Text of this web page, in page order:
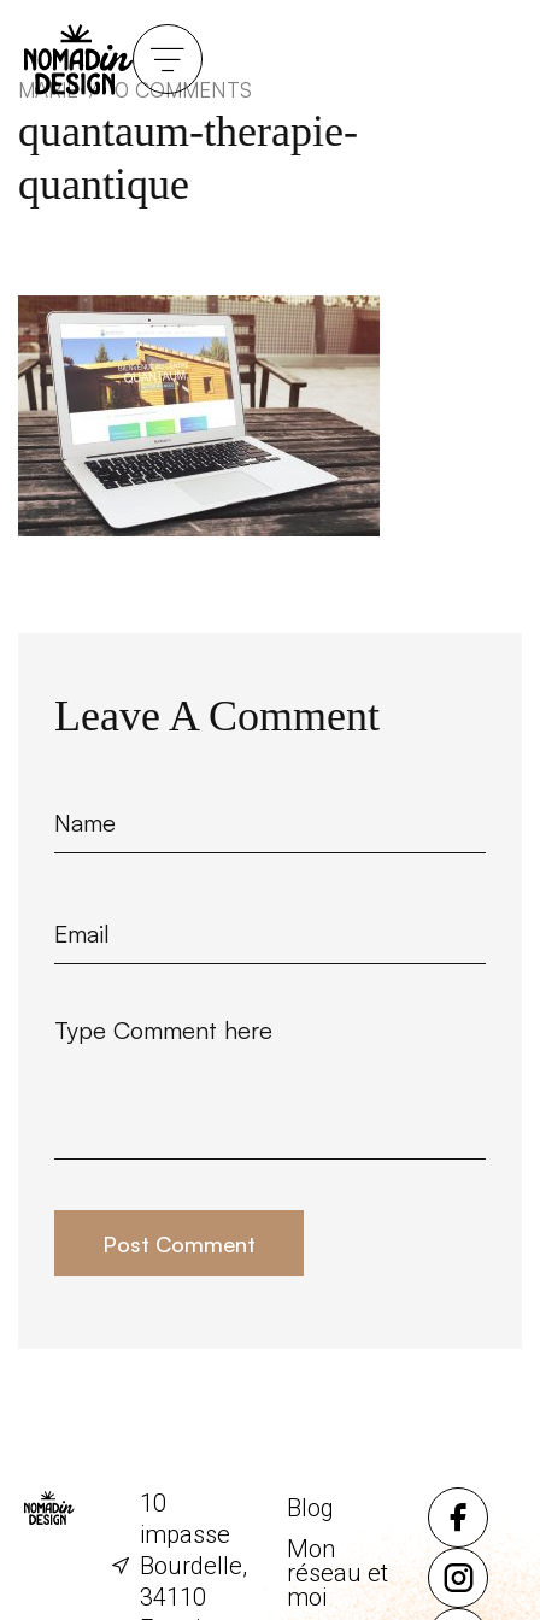
MARIE 0 COMMENTS
quantaum-therapie-
quantique
Leave A Comment
Post Comment
10
impasse
Bourdelle,
34110
Blog
Mon
réseau et
moi